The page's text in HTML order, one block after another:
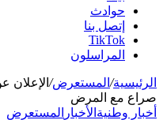
حوادث
إتصل بنا
TikTok
المراسلون
الرئيسية/ المستعرض/ الإعلان
صراع مع المرض
أخبار وطنية الأخبار المستعرض